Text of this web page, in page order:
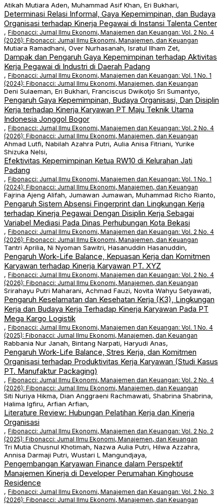
Atikah Mutiara Aden, Muhammad Asif Khan, Eri Bukhari,
Determinasi Relasi Informal, Gaya Kepemimpinan, dan Budaya
Organisasi terhadap Kinerja Pegawai di Instansi Talenta Center
, Fibonacci: Jurnal Ilmu Ekonomi, Manajemen dan Keuangan: Vol. 2 No. 4
(2026): Fibonacci: Jurnal Ilmu Ekonomi, Manajemen, dan Keuangan
Mutiara Ramadhani, Over Nurhasanah, Isratul Ilham Zet,
Dampak dan Pengaruh Gaya Kepemimpinan terhadap Aktivitas
Kerja Pegawai di Industri di Daerah Padang
, Fibonacci: Jurnal Ilmu Ekonomi, Manajemen dan Keuangan: Vol. 1 No. 1
(2024): Fibonacci: Jurnal Ilmu Ekonomi, Manajemen, dan Keuangan
Deni Sulaeman, Eri Bukhari, Franciscus Dwikotjo Sri Sumantyo,
Pengaruh Gaya Kepemimpinan, Budaya Organisasi, Dan Disiplin
Kerja terhadap Kinerja Karyawan PT Maju Teknik Utama
Indonesia Jonggol Bogor
, Fibonacci: Jurnal Ilmu Ekonomi, Manajemen dan Keuangan: Vol. 2 No. 4
(2026): Fibonacci: Jurnal Ilmu Ekonomi, Manajemen, dan Keuangan
Ahmad Lutfi, Nabilah Azahra Putri, Aulia Anisa Fitriani, Yurike
Shizuka Nelsi,
Efektivitas Kepemimpinan Ketua RW10 di Kelurahan Jati
Padang
, Fibonacci: Jurnal Ilmu Ekonomi, Manajemen dan Keuangan: Vol. 1 No. 1
(2024): Fibonacci: Jurnal Ilmu Ekonomi, Manajemen, dan Keuangan
Fajrina Ajeng Alifah, Jumawan Jumawan, Muhammad Richo Rianto,
Pengaruh Sistem Absensi Fingerprint dan Lingkungan Kerja
terhadap Kinerja Pegawai Dengan Disiplin Kerja Sebagai
Variabel Mediasi Pada Dinas Perhubungan Kota Bekasi
, Fibonacci: Jurnal Ilmu Ekonomi, Manajemen dan Keuangan: Vol. 2 No. 4
(2026): Fibonacci: Jurnal Ilmu Ekonomi, Manajemen, dan Keuangan
Tantri Aprilia, Ni Nyoman Sawitri, Hasanuddin Hasanuddin,
Pengaruh Work-Life Balance, Kepuasan Kerja dan Komitmen
Karyawan terhadap Kinerja Karyawan PT. XYZ
, Fibonacci: Jurnal Ilmu Ekonomi, Manajemen dan Keuangan: Vol. 2 No. 4
(2026): Fibonacci: Jurnal Ilmu Ekonomi, Manajemen, dan Keuangan
Srirahayu Putri Maharani, Achmad Fauzi, Novita Wahyu Setyawati,
Pengaruh Keselamatan dan Kesehatan Kerja (K3), Lingkungan
Kerja dan Budaya Kerja Terhadap Kinerja Karyawan Pada PT
Mega Kargo Logistik
, Fibonacci: Jurnal Ilmu Ekonomi, Manajemen dan Keuangan: Vol. 1 No. 4
(2025): Fibonacci: Jurnal Ilmu Ekonomi, Manajemen, dan Keuangan
Rabbania Nur Janah, Bintang Narpati, Haryudi Anas,
Pengaruh Work-Life Balance, Stres Kerja, dan Komitmen
Organisasi terhadap Produktivitas Kerja Karyawan (Studi Kasus
PT. Manufaktur Packaging)
, Fibonacci: Jurnal Ilmu Ekonomi, Manajemen dan Keuangan: Vol. 2 No. 4
(2026): Fibonacci: Jurnal Ilmu Ekonomi, Manajemen, dan Keuangan
Siti Nuriya Hikma, Dian Anggraeni Rachmawati, Shabrina Shabrina,
Halima Igfiru, Arfian Arfian,
Literature Review: Hubungan Pelatihan Kerja dan Kinerja
Organisasi
, Fibonacci: Jurnal Ilmu Ekonomi, Manajemen dan Keuangan: Vol. 2 No. 2
(2025): Fibonacci: Jurnal Ilmu Ekonomi, Manajemen, dan Keuangan
Tri Mutia Chusnul Khotimah, Nazwa Aulia Putri, Hilwa Azzahra,
Annisa Darmaji Putri, Wustari L Mangundjaya,
Pengembangan Karyawan Finance dalam Perspektif
Manajemen Kinerja di Developer Perumahan Kinghouse
Residence
, Fibonacci: Jurnal Ilmu Ekonomi, Manajemen dan Keuangan: Vol. 2 No. 3
(2026): Fibonacci: Jurnal Ilmu Ekonomi, Manajemen, dan Keuangan